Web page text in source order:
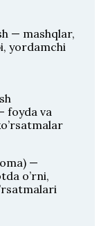
— mashqlar,
yordamchi
foyda va
—
o’rni,